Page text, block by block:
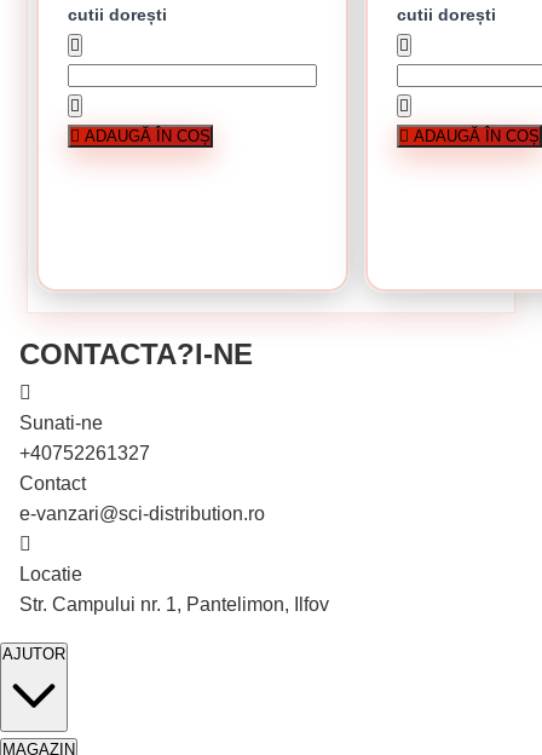
În stoc
Cutie de 500 bucati
În stoc
Cutie de 100
Cutie de 100 bucati
Surub cap hexagonal 8 x 90 mm
1.21 Lei / bucati
cutii dorești
ADAUGĂ ÎN COȘ
Surub cap hexagonal 6 x
0.36 Lei / bucati
cutii dorești
ADAUGĂ ÎN COȘ
CONTACTA?I-NE
Sunati-ne
+40752261327
Contact
e-vanzari@sci-distribution.ro
Locatie
Str. Campului nr. 1, Pantelimon, Ilfov
AJUTOR
MAGAZIN